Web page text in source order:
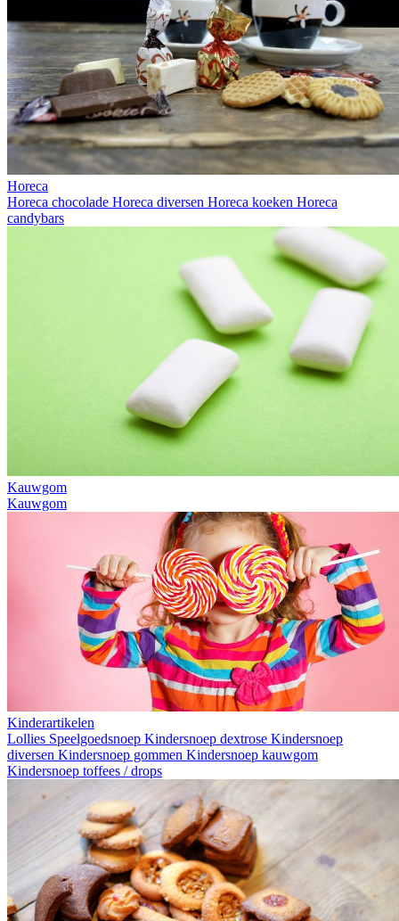
Horeca
Horeca chocolade Horeca diversen Horeca koeken Horeca
candybars
Kauwgom
Kauwgom
Kinderartikelen
Lollies Speelgoedsnoep Kindersnoep dextrose Kindersnoep
diversen Kindersnoep gommen Kindersnoep kauwgom
Kindersnoep toffees / drops